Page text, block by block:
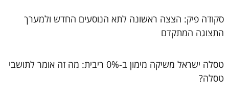
סקודה פיק: הצצה ראשונה לתא הנוסעים החדש ולמערך
התצוגה המתקדם
טסלה ישראל משיקה מימון ב-0% ריבית: מה זה אומר לתושבי
טסלה?